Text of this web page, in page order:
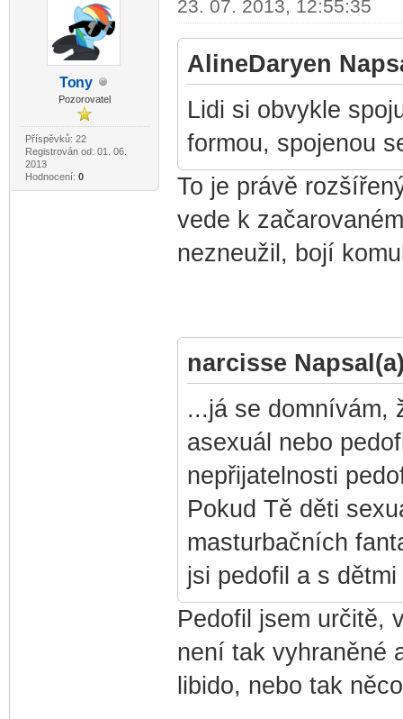
Tony
Pozorovatel
Příspěvků: 22
Registrován od: 01. 06.
2013
Hodnocení: 0
23. 07. 2013, 12:55:35
AlineDaryen
Lidi si obvykle
formou, spojenou
To je právě
vede k
nezneužil, bojí
narcisse
...já se domnívám,
asexuál nebo
nepřijatelnosti
Pokud Tě děti
masturbačních
jsi pedofil a s
Pedofil jsem určitě,
není tak vyhraněné
libido, nebo tak